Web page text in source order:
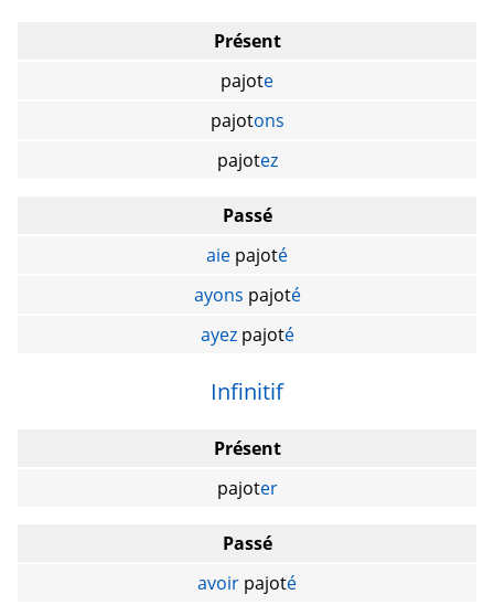
Présent
pajote
pajotons
pajotez
Passé
aie pajoté
ayons pajoté
ayezpajoté
Infinitif
Présent
pajoter
Passé
avoir pajoté